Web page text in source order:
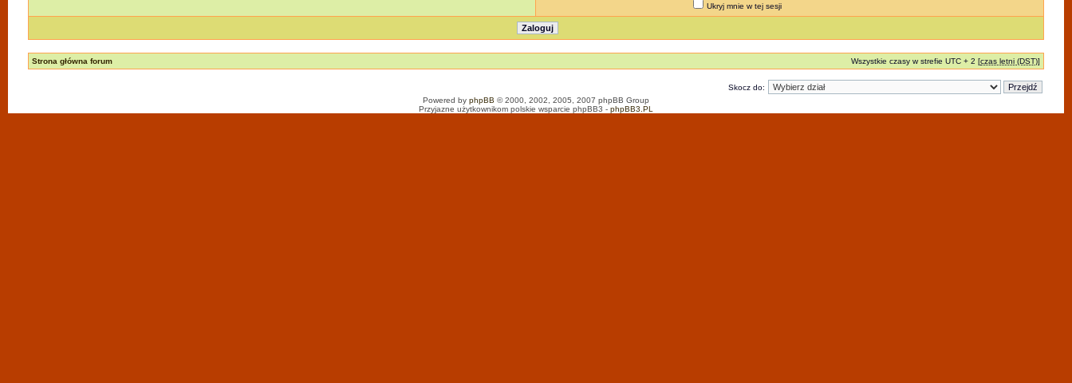
Ukryj mnie w tej sesji
Strona główna forum Wszystkie czasy w strefie UTC + 2 [czas letni (DST)]
Skocz do:
Powered by phpBB © 2000, 2002, 2005, 2007 phpBB Group
Przyjazne użytkownikom polskie wsparcie phpBB3 - phpBB3.PL